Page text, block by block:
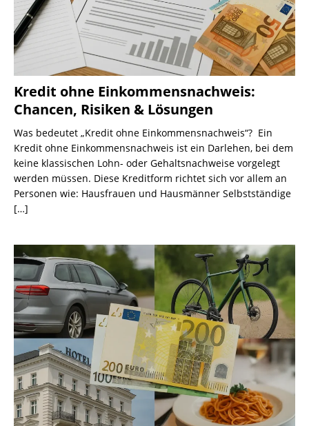
Kredit ohne Einkommensnachweis:
Chancen, Risiken & Lösungen
Was bedeutet „Kredit ohne Einkommensnachweis“? Ein
Kredit ohne Einkommensnachweis ist ein Darlehen, bei dem
keine klassischen Lohn- oder Gehaltsnachweise vorgelegt
werden müssen. Diese Kreditform richtet sich vor allem an
Personen wie: Hausfrauen und Hausmänner Selbstständige
[…]